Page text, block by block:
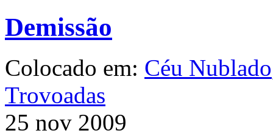
Demissão
Colocado em: Céu Nublado
Trovoadas
25 nov 2009